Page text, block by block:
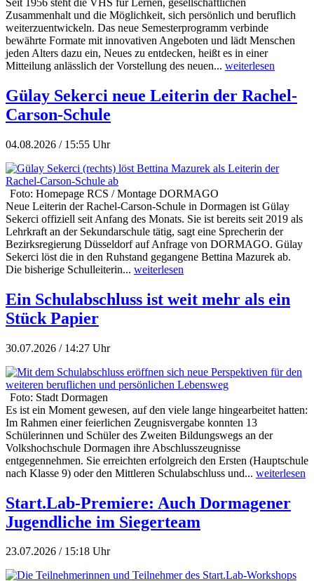
Seit 1956 steht die VHS für Lernen, gesellschaftlichen
Zusammenhalt und die Möglichkeit, sich persönlich und beruflich
weiterzuentwickeln. Das neue Semesterprogramm verbinde
bewährte Formate mit innovativen Angeboten und lädt Menschen
jeden Alters dazu ein, Neues zu entdecken, heißt es in einer
Mitteilung anlässlich der Vorstellung des neuen... weiterlesen
Gülay Sekerci neue Leiterin der Rachel-
Carson-Schule
04.08.2026 / 15:55 Uhr
Foto: Homepage RCS / Montage DORMAGO
Neue Leiterin der Rachel-Carson-Schule in Dormagen ist Gülay
Sekerci offiziell seit Anfang des Monats. Sie ist bereits seit 2019 als
Lehrkraft an der Sekundarschule tätig, sagt eine Sprecherin der
Bezirksregierung Düsseldorf auf Anfrage von DORMAGO. Gülay
Sekerci löst die in den Ruhstand gegangene Bettina Mazurek ab.
Die bisherige Schulleiterin... weiterlesen
Ein Schulabschluss ist weit mehr als ein
Stück Papier
30.07.2026 / 14:27 Uhr
Foto: Stadt Dormagen
Es ist ein Moment gewesen, auf den viele lange hingearbeitet hatten:
Im Rahmen einer feierlichen Zeugnisvergabe konnten 13
Schülerinnen und Schüler des Zweiten Bildungswegs an der
Volkshochschule Dormagen ihre Abschlusszeugnisse
entgegennehmen. Sie erreichten erfolgreich den Ersten (Hauptschule
nach Klasse 9) oder den Mittleren Schulabschluss und... weiterlesen
Start.Lab-Premiere: Auch Dormagener
Jugendliche im Siegerteam
23.07.2026 / 15:18 Uhr